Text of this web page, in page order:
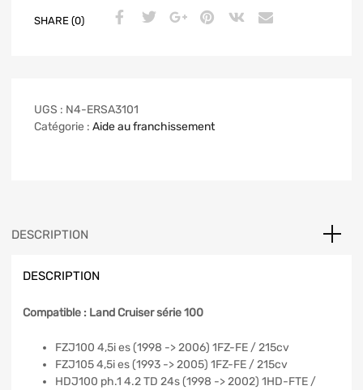
SHARE (0)
UGS : N4-ERSA3101
Catégorie : Aide au franchissement
DESCRIPTION
DESCRIPTION
Compatible : Land Cruiser série 100
FZJ100 4,5i es (1998 -> 2006) 1FZ-FE / 215cv
FZJ105 4,5i es (1993 -> 2005) 1FZ-FE / 215cv
HDJ100 ph.1 4.2 TD 24s (1998 -> 2002) 1HD-FTE /